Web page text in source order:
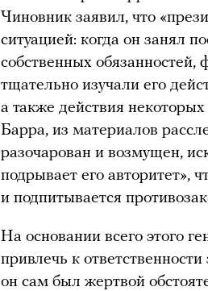
Чиновник заявил, что
ситуацией: когда он занял
собственных
тщательно изучали его
а также действия
Барра, из материалов
разочарован и возмущен,
подрывает его авторитет»,
и подпитывается
На основании всего этого
привлечь к
он сам был жертвой